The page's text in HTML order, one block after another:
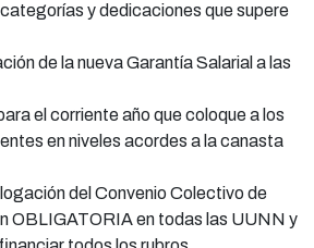
y dedicaciones que supere
de la nueva Garantía Salarial a las
el corriente año que coloque a los
en niveles acordes a la canasta
del Convenio Colectivo de
OBLIGATORIA en todas las UUNN y